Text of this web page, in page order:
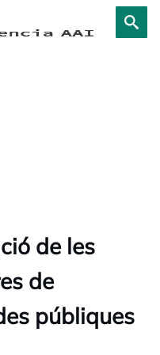
de les
de
públiques